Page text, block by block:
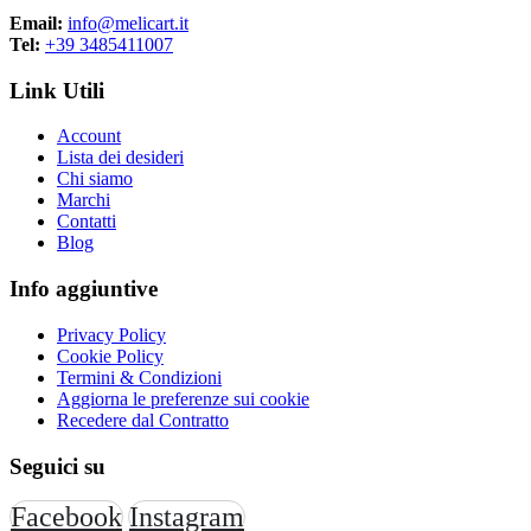
Ordine, praticità e riconoscibilità dei
offrendo una soluzione pratica per migliorare l’organizzazione
quotidiana.
La loro riconoscibilità immediata contribuisce a rendere il lavoro più
fluido, ordinato e professionale.
Email: info@melicart.it
Tel: +39 3485411007
Link Utili
Account
Lista dei desideri
Chi siamo
Marchi
Contatti
Blog
Info aggiuntive
Privacy Policy
Cookie Policy
Termini & Condizioni
Aggiorna le preferenze sui cookie
Recedere dal Contratto
Seguici su
Facebook Instagram